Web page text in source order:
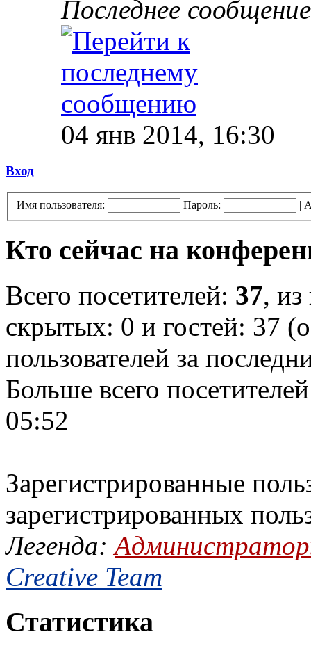
Последнее сообщение
04 янв 2014, 16:30
Вход
Имя пользователя: Пароль: |
Кто сейчас на
Всего посетителей: 37, из
скрытых: 0 и гостей: 37
пользователей за
Больше всего
05:52
Зарегистрированные
зарегистрированных
Легенда:
Creative Team
Статистика